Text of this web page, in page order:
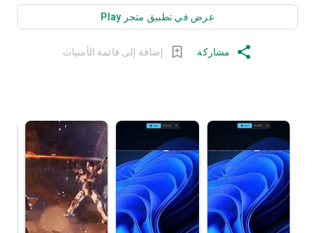
عرض في تطبيق متجر Play
مشاركة إضافة إلى قائمة الأمنيات